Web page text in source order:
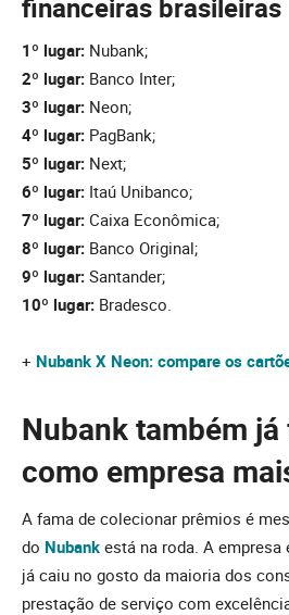
financeiras brasileiras
1º lugar: Nubank;
2º lugar: Banco Inter;
3º lugar: Neon;
4º lugar: PagBank;
5º lugar: Next;
6º lugar: Itaú Unibanco;
7º lugar: Caixa Econômica;
8º lugar: Banco Original;
9º lugar: Santander;
10º lugar: Bradesco.
+ Nubank X Neon: compare os
Nubank também
como empresa
A fama de colecionar prêmios é
do Nubank está na roda. A empresa
já caiu no gosto da maioria dos
prestação de serviço com